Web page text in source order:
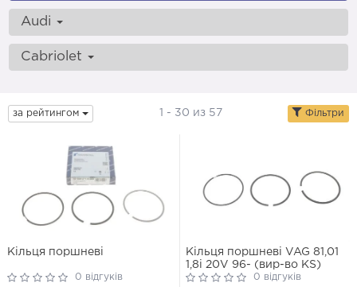
Audi
Cabriolet
за рейтингом 1 - 30 из 57 Фільтри
Кільця поршневі
0 відгуків
Кільця поршневі VAG 81,01
1,8i 20V 96- (вир-во KS)
0 відгуків